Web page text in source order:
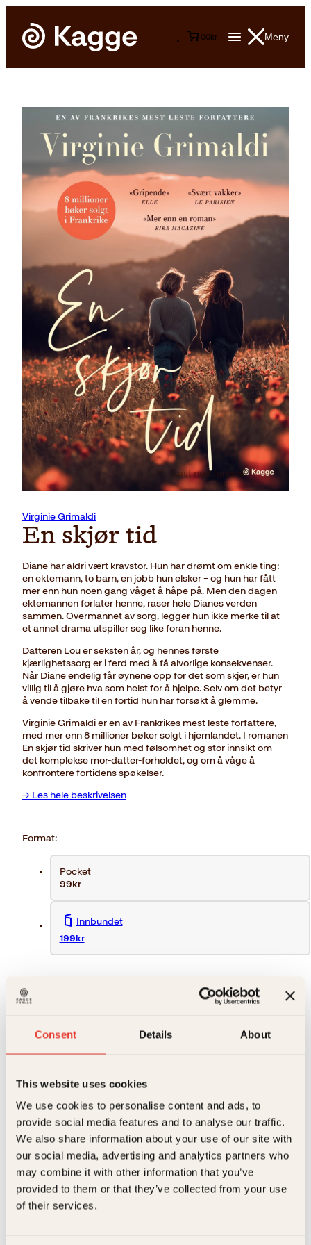
Consent Details About
This website uses cookies
We use cookies to personalise content and ads, to
provide social media features and to analyse our traffic.
We also share information about your use of our site with
our social media, advertising and analytics partners who
may combine it with other information that you’ve
provided to them or that they’ve collected from your use
of their services.
Meny
00kr
Last ned forside
Virginie Grimaldi
En skjør tid
Diane har aldri vært kravstor. Hun har drømt om enkle ting:
en ektemann, to barn, en jobb hun elsker – og hun har fått
mer enn hun noen gang våget å håpe på. Men den dagen
ektemannen forlater henne, raser hele Dianes verden
sammen. Overmannet av sorg, legger hun ikke merke til at
et annet drama utspiller seg like foran henne.
Datteren Lou er seksten år, og hennes første
kjærlighetssorg er i ferd med å få alvorlige konsekvenser.
Når Diane endelig får øynene opp for det som skjer, er hun
villig til å gjøre hva som helst for å hjelpe. Selv om det betyr
å vende tilbake til en fortid hun har forsøkt å glemme.
Virginie Grimaldi er en av Frankrikes mest leste forfattere,
med mer enn 8 millioner bøker solgt i hjemlandet. I romanen
En skjør tid skriver hun med følsomhet og stor innsikt om
det komplekse mor-datter-forholdet, og om å våge å
konfrontere fortidens spøkelser.
→ Les hele beskrivelsen
Format:
Pocket
99kr
Innbundet
199kr
mengden
tid
mengden
På lager
Beskrivelse
Diane har aldri vært kravstor. Hun har drømt om
enkle ting: en ektemann, to barn, en jobb hun elsker
– og hun har fått mer enn hun noen gang våget å
håpe på. Men den dagen ektemannen forlater
Ekstra detaljer
Forfattere Virginie Grimaldi
Forlag Kagge Forlag AS,
Relaterte produkter